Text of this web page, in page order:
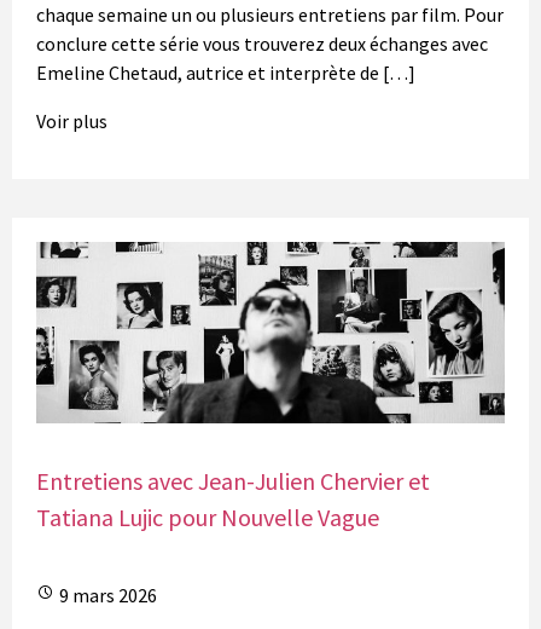
chaque semaine un ou plusieurs entretiens par film. Pour
conclure cette série vous trouverez deux échanges avec
Emeline Chetaud, autrice et interprète de […]
Voir plus
Entretiens avec Jean-Julien Chervier et
Tatiana Lujic pour Nouvelle Vague
9 mars 2026